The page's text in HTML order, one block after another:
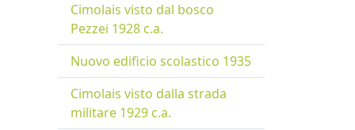
Cimolais visto dal bosco
Pezzei 1928 c.a.
Nuovo edificio scolastico 1935
Cimolais visto dalla strada
militare 1929 c.a.